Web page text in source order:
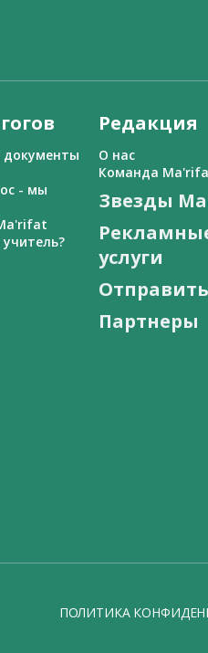
- мы
Редакция
О нас
Команда
Звезды
услуги
Партнеры
ПОЛИТИКА